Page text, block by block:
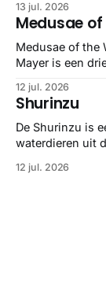
13 jul. 2026
Medusae
Medusae of the
Mayer is een
gedetailleerd
taxonomie. Het boek staat bekend om de combinatie van
strikte
illustraties en
12 jul. 2026
Shurinzu
De Shurinzu is
waterdieren uit
bekend om
12 jul. 2026